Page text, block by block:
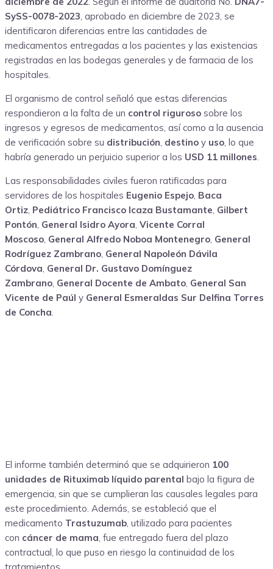
SySS-0078-2023, aprobado en diciembre de 2023, se
identificaron diferencias entre las cantidades de
medicamentos entregadas a los pacientes y las existencias
registradas en las bodegas generales y de farmacia de los
hospitales.
El organismo de control señaló que estas diferencias
respondieron a la falta de un control riguroso sobre los
ingresos y egresos de medicamentos, así como a la ausencia
de verificación sobre su distribución, destino y uso, lo que
habría generado un perjuicio superior a los USD 11 millones.
Las responsabilidades civiles fueron ratificadas para
servidores de los hospitales Eugenio Espejo, Baca
Ortiz, Pediátrico Francisco Icaza Bustamante, Gilbert
Pontón, General Isidro Ayora, Vicente Corral
Moscoso, General Alfredo Noboa Montenegro, General
Rodríguez Zambrano, General Napoleón Dávila
Córdova, General Dr. Gustavo Domínguez
Zambrano, General Docente de Ambato, General San
Vicente de Paúl y General Esmeraldas Sur Delfina Torres
de Concha.
El informe también determinó que se adquirieron 100
unidades de Rituximab líquido parental bajo la figura de
emergencia, sin que se cumplieran las causales legales para
este procedimiento. Además, se estableció que el
medicamento Trastuzumab, utilizado para pacientes
con cáncer de mama, fue entregado fuera del plazo
contractual, lo que puso en riesgo la continuidad de los